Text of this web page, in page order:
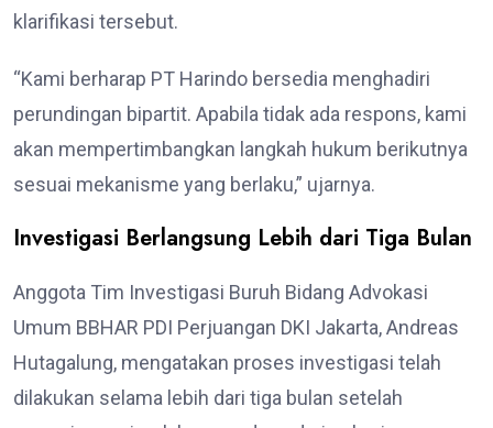
klarifikasi tersebut.
“Kami berharap PT Harindo bersedia menghadiri
perundingan bipartit. Apabila tidak ada respons, kami
akan mempertimbangkan langkah hukum berikutnya
sesuai mekanisme yang berlaku,” ujarnya.
Investigasi Berlangsung Lebih dari Tiga Bulan
Anggota Tim Investigasi Buruh Bidang Advokasi
Umum BBHAR PDI Perjuangan DKI Jakarta, Andreas
Hutagalung, mengatakan proses investigasi telah
dilakukan selama lebih dari tiga bulan setelah